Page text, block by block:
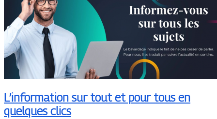
L’information sur tout et pour tous en
quelques clics